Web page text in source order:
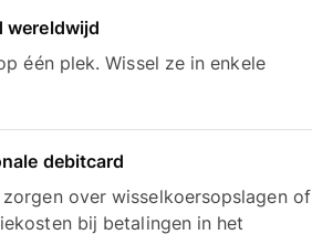
wereldwijd
één plek. Wissel ze in enkele
debitcard
over wisselkoersopslagen of
bij betalingen in het